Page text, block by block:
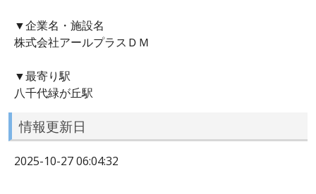
▼企業名・施設名
株式会社アールプラスＤＭ
▼最寄り駅
八千代緑が丘駅
情報更新日
2025-10-27 06:04:32